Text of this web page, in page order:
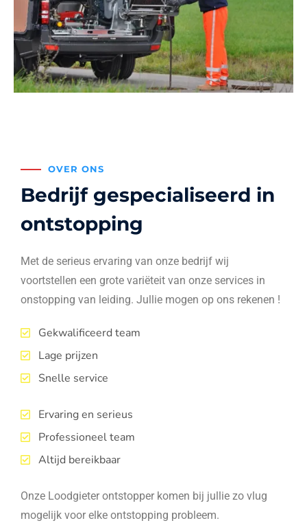
OVER ONS
Bedrijf gespecialiseerd in
ontstopping
Met de serieus ervaring van onze bedrijf wij
voortstellen een grote variëteit van onze services in
onstopping van leiding. Jullie mogen op ons rekenen !
Gekwalificeerd team
Lage prijzen
Snelle service
Ervaring en serieus
Professioneel team
Altijd bereikbaar
Onze Loodgieter ontstopper komen bij jullie zo vlug
mogelijk voor elke ontstopping probleem.